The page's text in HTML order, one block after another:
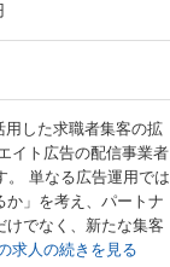
した求職者集客の拡
イト広告の配信事業者
。 単なる広告運用では
か」を考え、パートナ
けでなく、新たな集客
求人の続きを見る